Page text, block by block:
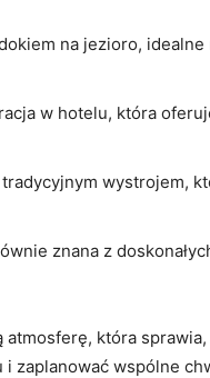
na jezioro,
w hotelu, która
wystrojem,
znana z
atmosferę, która
zaplanować wspólne